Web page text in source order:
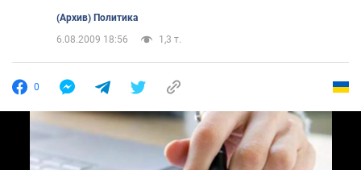
(Архив) Политика
6.08.2009 18:56
1,3 т.
0